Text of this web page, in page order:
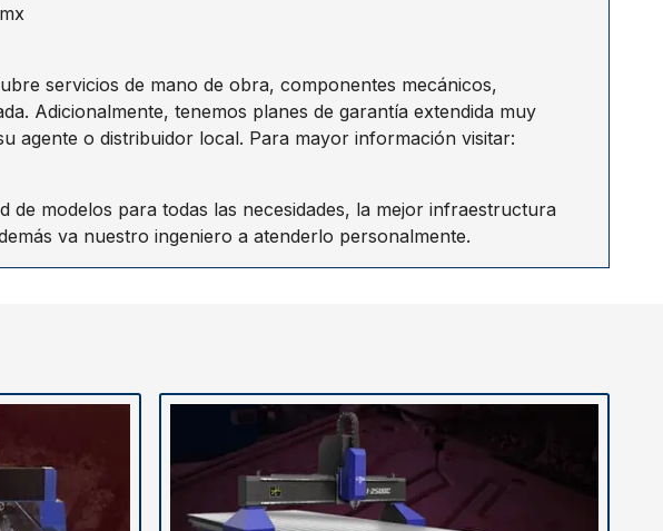
servicios de mano de obra, componentes mecánicos,
Adicionalmente, tenemos planes de garantía extendida muy
agente o distribuidor local. Para mayor información visitar:
de modelos para todas las necesidades, la mejor infraestructura
va nuestro ingeniero a atenderlo personalmente.